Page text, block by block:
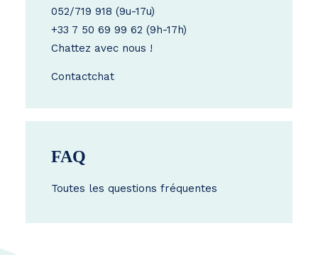
052/719 918 (9u-17u)
+33 7 50 69 99 62 (9h-17h)
Chattez avec nous !
Contactchat
FAQ
Toutes les questions fréquentes